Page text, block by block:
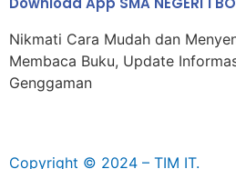
Nikmati Cara Mudah dan
Membaca Buku, Update
Genggaman
Copyright © 2024 – TIM IT.